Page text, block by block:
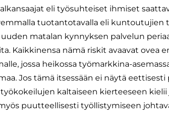
eli työsuhteiset ihmiset
tuotantotavalla eli kuntoutujien
matalan kynnyksen palvelun
Kaikkinensa nämä riskit avaavat ovea
jossa heikossa työmarkkina-
Jos tämä itsessään ei näytä
kaltaiseen kierteeseen kielii
puutteellisesti työllistymiseen